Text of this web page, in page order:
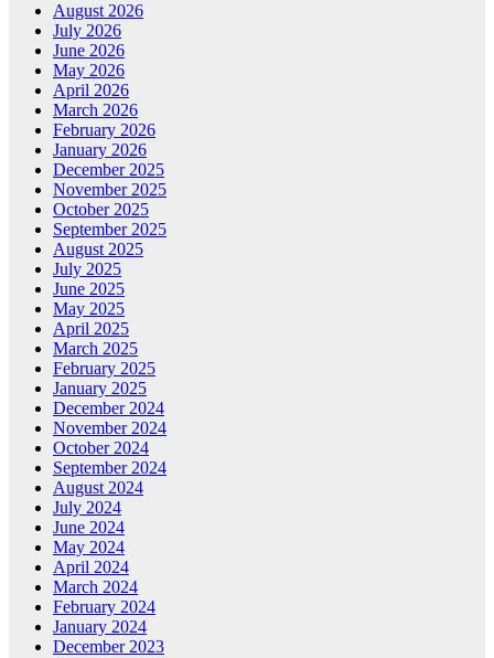
August 2026
July 2026
June 2026
May 2026
April 2026
March 2026
February 2026
January 2026
December 2025
November 2025
October 2025
September 2025
August 2025
July 2025
June 2025
May 2025
April 2025
March 2025
February 2025
January 2025
December 2024
November 2024
October 2024
September 2024
August 2024
July 2024
June 2024
May 2024
April 2024
March 2024
February 2024
January 2024
December 2023